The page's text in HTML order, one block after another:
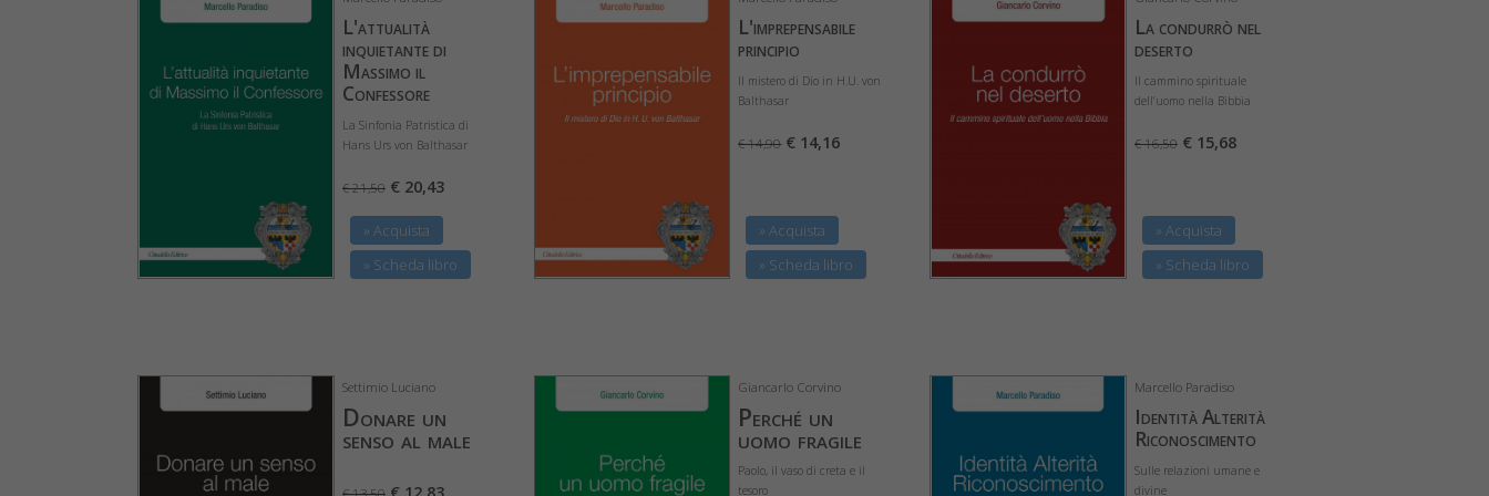
L'attualità
inquietante di
Massimo il
Confessore
La Sinfonia Patristica di
Hans Urs von Balthasar
€ 21,50 € 20,43
» Acquista
» Scheda libro
L'imprepensabile
principio
Il mistero di Dio in H.U. von
Balthasar
€ 14,90 € 14,16
» Acquista
» Scheda libro
La condurrò nel
deserto
Il cammino spirituale
dell’uomo nella Bibbia
€ 16,50 € 15,68
» Acquista
» Scheda libro
Settimio Luciano
Donare un
senso al male
Giancarlo Corvino
Perché un
uomo fragile
Paolo, il vaso di creta e il
tesoro
Marcello Paradiso
Identità Alterità
Riconoscimento
Sulle relazioni umane e
divine